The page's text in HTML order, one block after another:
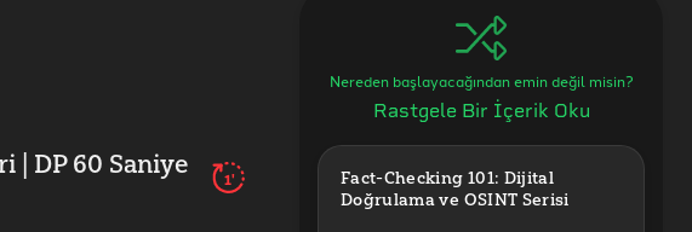
| DP 60 Saniye 1'
Nereden başlayacağından emin değil misin?
Rastgele Bir İçerik Oku
Fact-Checking 101: Dijital
Doğrulama ve OSINT Serisi